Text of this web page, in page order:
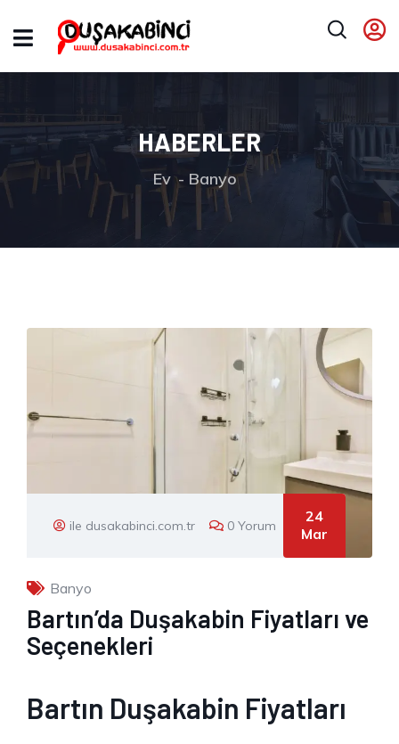
HABERLER
Ev Banyo
ile dusakabinci.com.tr 0 Yorum
24
Mar
Banyo
Bartın’da Duşakabin Fiyatları ve
Seçenekleri
Bartın Duşakabin Fiyatları